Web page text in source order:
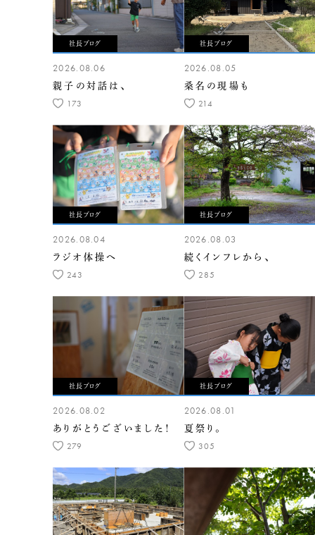
社長ブログ
2026.08.06
親子の対話は、
173
社長ブログ
2026.08.05
桑名の現場も
214
社長ブログ
2026.08.04
ラジオ体操へ
243
社長ブログ
2026.08.03
続くインフレから、
285
社長ブログ
2026.08.02
ありがとうございました！
279
社長ブログ
2026.08.01
夏祭り。
305